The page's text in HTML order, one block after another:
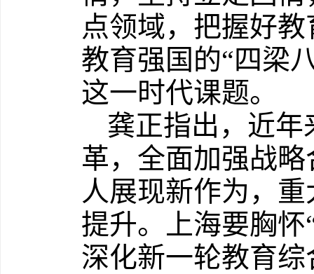
点领域，把握好
教育强国的“四梁
这一时代课题。
龚正指出，近
革，全面加强战
人展现新作为，
提升。上海要胸怀
深化新一轮教育